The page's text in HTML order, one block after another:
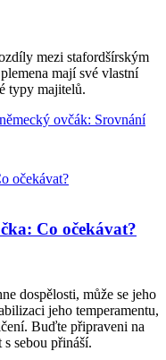
mezi stafordšírským
mají své vlastní
typy majitelů.
ovčák: Srovnání
Co očekávat?
dospělosti, může se jeho
jeho temperamentu,
Buďte připraveni na
sebou přináší.